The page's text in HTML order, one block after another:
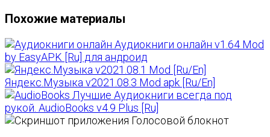
Похожие материалы
Аудиокниги онлайн v1.64 Mod
by EasyAPK [Ru] для андроид
Яндекс.Музыка v2021.08.3 Mod apk [Ru/En]
Лучшие Аудиокниги всегда под
рукой. AudioBooks v4.9 Plus [Ru]